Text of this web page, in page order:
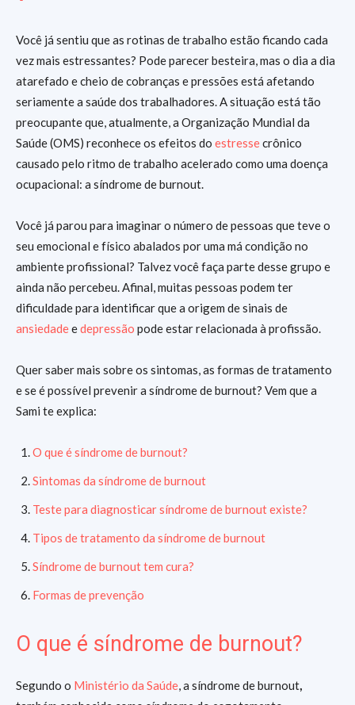
Você já sentiu que as rotinas de trabalho estão ficando cada
vez mais estressantes? Pode parecer besteira, mas o dia a dia
atarefado e cheio de cobranças e pressões está afetando
seriamente a saúde dos trabalhadores. A situação está tão
preocupante que, atualmente, a Organização Mundial da
Saúde (OMS) reconhece os efeitos do estressecrônico
causado pelo ritmo de trabalho acelerado como uma doença
ocupacional: a síndrome de burnout.
Você já parou para imaginar o número de pessoas que teve o
seu emocional e físico abalados por uma má condição no
ambiente profissional? Talvez você faça parte desse grupo e
ainda não percebeu. Afinal, muitas pessoas podem ter
dificuldade para identificar que a origem de sinais de
ansiedadeedepressão pode estar relacionada à profissão.
Quer saber mais sobre os sintomas, as formas de tratamento
e se é possível prevenir a síndrome de burnout? Vem que a
Sami te explica:
O que é síndrome de burnout?
Sintomas da síndrome de burnout
Teste para diagnosticar síndrome de burnout existe?
Tipos de tratamento da síndrome de burnout
Síndrome de burnout tem cura?
Formas de prevenção
O que é síndrome de burnout?
Segundo o Ministério da Saúde, a síndrome de burnout,